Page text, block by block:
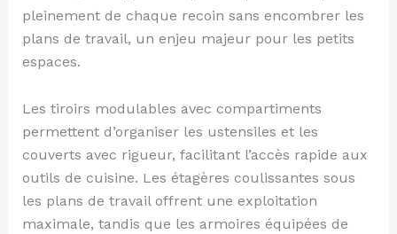
pleinement de chaque recoin sans encombrer les
plans de travail, un enjeu majeur pour les petits
espaces.
Les tiroirs modulables avec compartiments
permettent d’organiser les ustensiles et les
couverts avec rigueur, facilitant l’accès rapide aux
outils de cuisine. Les étagères coulissantes sous
les plans de travail offrent une exploitation
maximale, tandis que les armoires équipées de